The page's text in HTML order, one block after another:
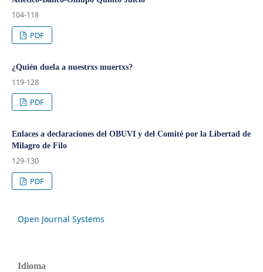
104-118
PDF
¿Quién duela a nuestrxs muertxs?
119-128
PDF
Enlaces a declaraciones del OBUVI y del Comité por la Libertad de
Milagro de Filo
129-130
PDF
Open Journal Systems
Idioma